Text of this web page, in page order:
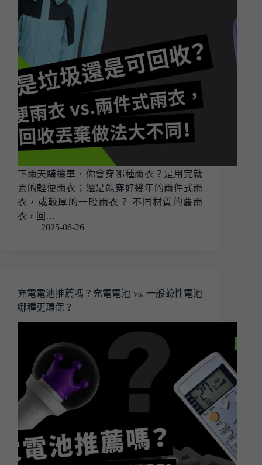
下雨天騎機車，你會穿哪種雨衣？是用完就
丟的輕便雨衣；還是能穿好幾年的兩件式雨
衣，或較厚的一般雨衣？ 不同材質的舊雨
衣，回…
2025-06-26
充電電池推薦嗎？充電電池 vs. 一般鹼性電池
哪種更環保？